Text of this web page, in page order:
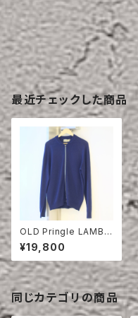
最近チェックした商品
OLD Pringle LAMBS
WOOL ZIP-UP SWE
ATER
¥19,800
同じカテゴリの商品